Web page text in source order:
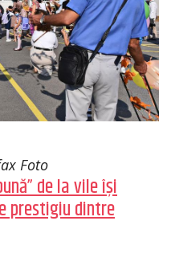
Foto
de la vile își
prestigiu dintre